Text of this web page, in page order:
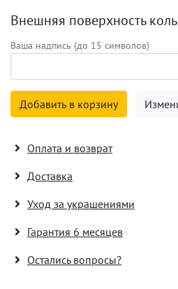
Внешняя поверхность
Ваша надпись (до 15 символов)
Добавить в корзину
Оплата и возврат
Доставка
Уход за украшениями
Гарантия 6 месяцев
Остались вопросы?